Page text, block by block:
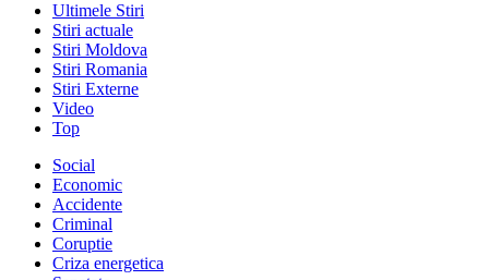
Ultimele Stiri
Stiri actuale
Stiri Moldova
Stiri Romania
Stiri Externe
Video
Top
Social
Economic
Accidente
Criminal
Coruptie
Criza energetica